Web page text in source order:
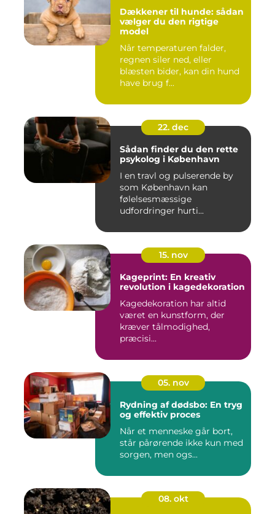
Dækkener til hunde: sådan
vælger du den rigtige
model
Når temperaturen falder,
regnen siler ned, eller
blæsten bider, kan din hund
have brug f...
22. dec
Sådan finder du den rette
psykolog i København
I en travl og pulserende by
som København kan
følelsesmæssige
udfordringer hurti...
15. nov
Kageprint: En kreativ
revolution i kagedekoration
Kagedekoration har altid
været en kunstform, der
kræver tålmodighed,
præcisi...
05. nov
Rydning af dødsbo: En tryg
og effektiv proces
Når et menneske går bort,
står pårørende ikke kun med
sorgen, men ogs...
08. okt